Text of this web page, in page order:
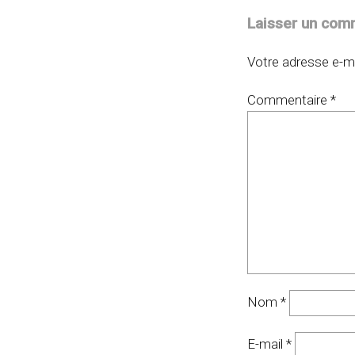
Laisser un
Votre adresse e-
Commentaire *
Nom *
E-mail *